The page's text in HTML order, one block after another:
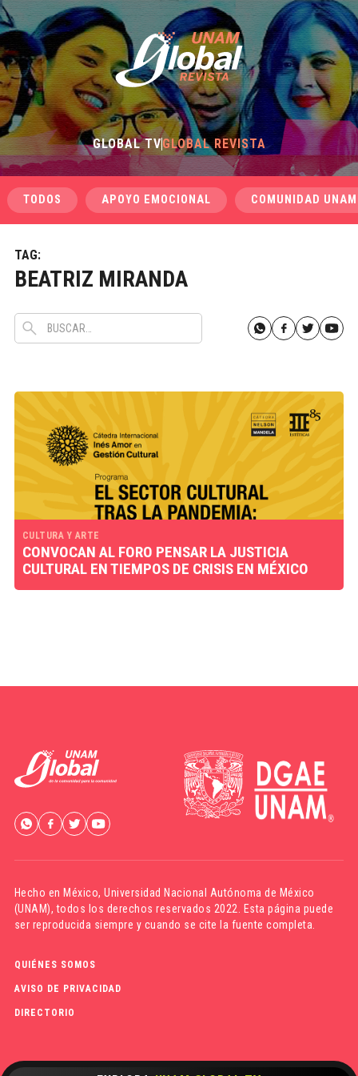
GLOBAL TVGLOBAL REVISTA
TODOS APOYO EMOCIONAL COMUNIDAD UNAM
TAG:
BEATRIZ MIRANDA
CULTURA Y ARTE
CONVOCAN AL FORO PENSAR LA JUSTICIA
CULTURAL EN TIEMPOS DE CRISIS EN MÉXICO
Hecho en México,Universidad Nacional Autónoma de México
(UNAM), todos los derechos reservados 2022. Esta página puede
ser reproducida siempre y cuando se cite la fuente completa.
QUIÉNES SOMOS
AVISO DE PRIVACIDAD
DIRECTORIO